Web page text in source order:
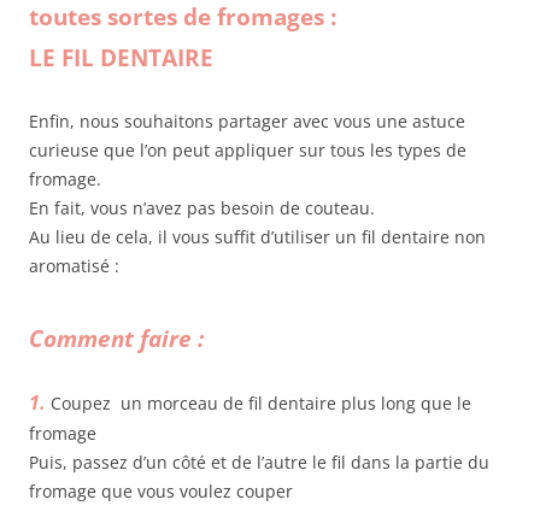
toutes sortes de fromages :
LE FIL DENTAIRE
Enfin, nous souhaitons partager avec vous une astuce
curieuse que l’on peut appliquer sur tous les types de
fromage.
En fait, vous n’avez pas besoin de couteau.
Au lieu de cela, il vous suffit d’utiliser un fil dentaire non
aromatisé :
Comment faire :
1. Coupez un morceau de fil dentaire plus long que le
fromage
Puis, passez d’un côté et de l’autre le fil dans la partie du
fromage que vous voulez couper